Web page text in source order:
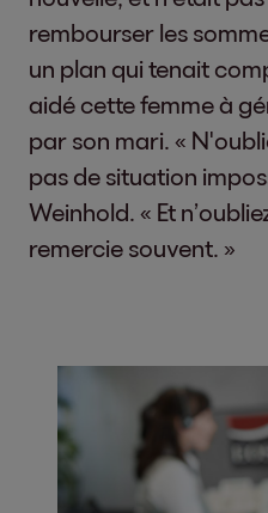
rembourser les
un plan qui tenait
aidé cette femme à
par son mari. «
pas de situation
Weinhold. « Et
remercie souvent. »